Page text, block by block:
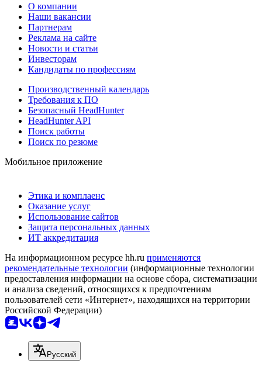
О компании
Наши вакансии
Партнерам
Реклама на сайте
Новости и статьи
Инвесторам
Кандидаты по профессиям
Производственный календарь
Требования к ПО
Безопасный HeadHunter
HeadHunter API
Поиск работы
Поиск по резюме
Мобильное приложение
Этика и комплаенс
Оказание услуг
Использование сайтов
Защита персональных данных
ИТ аккредитация
На информационном ресурсе hh.ru применяются
рекомендательные технологии (информационные технологии
предоставления информации на основе сбора, систематизации
и анализа сведений, относящихся к предпочтениям
пользователей сети «Интернет», находящихся на территории
Российской Федерации)
Русский